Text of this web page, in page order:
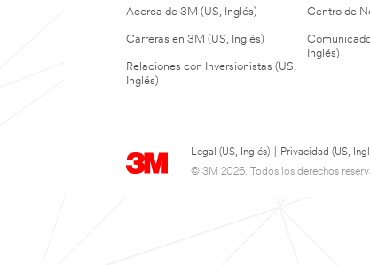
Acerca de 3M (US, Inglés)
Carreras en 3M (US, Inglés)
Relaciones con Inversionistas (US,
Inglés)
Centro de
Inglés)
Legal (US, Inglés) Privacidad (US,
© 3M 2026. Todos los derechos